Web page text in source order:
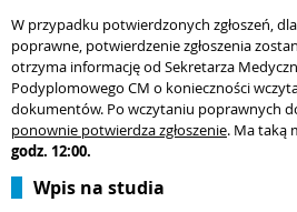
W przypadku potwierdzonych zgłoszeń,
poprawne, potwierdzenie zgłoszenia
otrzyma informację od Sekretarza
Podyplomowego CM o konieczności
dokumentów. Po wczytaniu poprawnych
ponownie potwierdza zgłoszenie. Ma taką
godz. 12:00.
Wpis na studia